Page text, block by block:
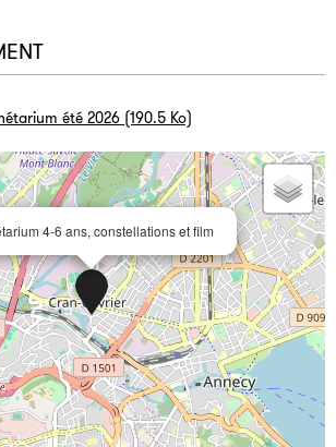
été 2026 (190.5 Ko)
4-6 ans, constellations et film